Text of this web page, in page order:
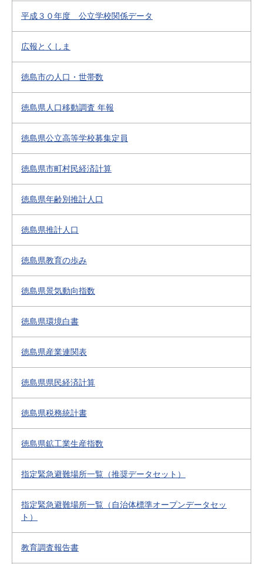
平成３０年度 公立学校関係データ
広報とくしま
徳島市の人口・世帯数
徳島県人口移動調査 年報
徳島県公立高等学校募集定員
徳島県市町村民経済計算
徳島県年齢別推計人口
徳島県推計人口
徳島県教育の歩み
徳島県景気動向指数
徳島県環境白書
徳島県産業連関表
徳島県県民経済計算
徳島県税務統計書
徳島県鉱工業生産指数
指定緊急避難場所一覧（推奨データセット）
指定緊急避難場所一覧（自治体標準オープンデータセッ
ト）
教育調査報告書